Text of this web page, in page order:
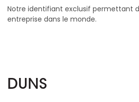
Notre identifiant exclusif permettant
entreprise dans le monde.
DUNS